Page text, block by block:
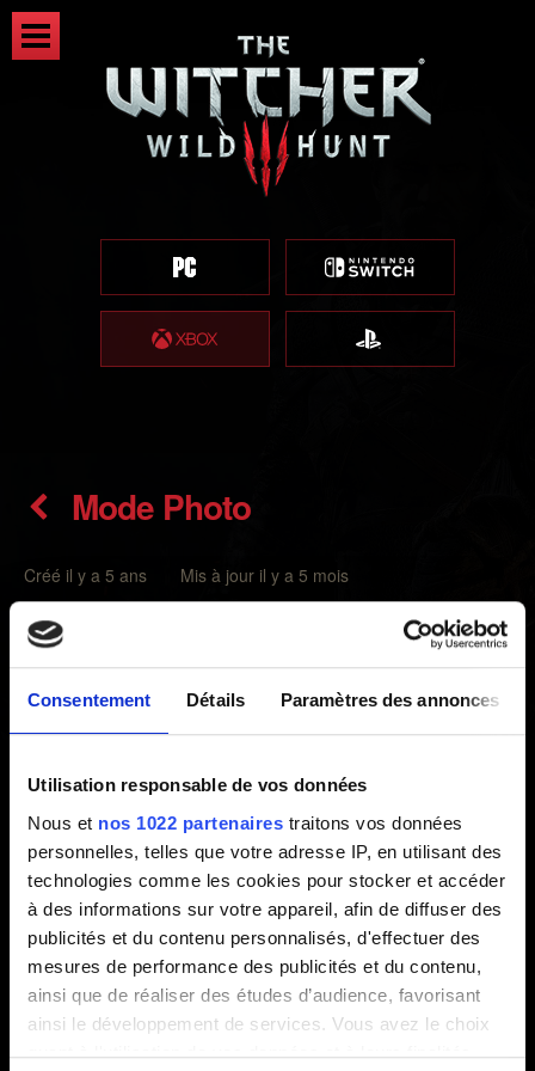
Consentement Détails Paramètres des annonces
Utilisation responsable de vos données
Nous et nos 1022 partenaires traitons vos données
personnelles, telles que votre adresse IP, en utilisant des
technologies comme les cookies pour stocker et accéder
à des informations sur votre appareil, afin de diffuser des
publicités et du contenu personnalisés, d'effectuer des
mesures de performance des publicités et du contenu,
ainsi que de réaliser des études d’audience, favorisant
ainsi le développement de services. Vous avez le choix
quant à l'utilisation de vos données et à leurs finalités.
Mode Photo
Créé il y a 5 ans Mis à jour il y a 5 mois
Le mode Photo vous permet de capturer des images
incroyables dans le monde deThe Witcher 3: Wild Hunt.
Pour y accéder, appuyez sur les touches ou les boutons
PC:U
PlayStation: L3 + R3
Xbox:LS + RS
Emplacement des captures d'écran du mode photo :
PC :%userprofile%\Documents\The Witcher
3\screenshots
PlayStation :Paramètres→Stockage→Stockage
système→Galerie des captures→The Witcher 3